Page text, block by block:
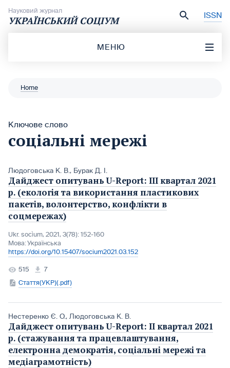
Науковий журнал
УКРАЇНСЬКИЙ СОЦІУМ ISSN
МЕНЮ
Home
Ключове слово
соціальні мережі
Людоговська К. В., Бурак Д. І.
Дайджест опитувань U-Report: IІІ квартал 2021
р. (екологія та використання пластикових
пакетів, волонтерство, конфлікти в
соцмережах)
Ukr. socìum, 2021, 3(78): 152-160
Мова:Українська
https://doi.org/10.15407/socium2021.03.152
515
7
Стаття(УКР)(.pdf)
Нестеренко Є. О., Людоговська К. В.
Дайджест опитувань U-Report: ІІ квартал 2021
р. (стажування та працевлаштування,
електронна демократія, соціальні мережі та
медіаграмотність)